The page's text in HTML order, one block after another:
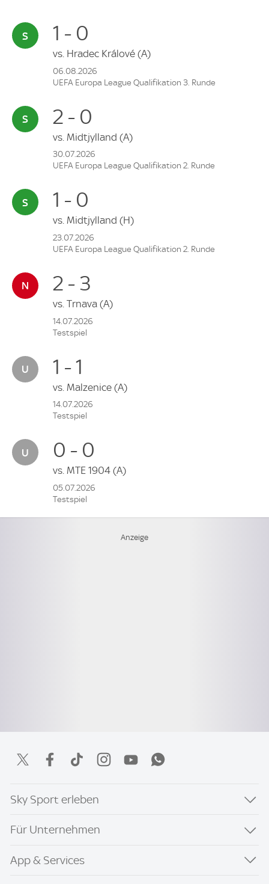
1 - 0
vs. Hradec Králové (A)
06.08.2026
UEFA Europa League Qualifikation 3. Runde
2 - 0
vs. Midtjylland (A)
30.07.2026
UEFA Europa League Qualifikation 2. Runde
1 - 0
vs. Midtjylland (H)
23.07.2026
UEFA Europa League Qualifikation 2. Runde
2 - 3
vs. Trnava (A)
14.07.2026
Testspiel
1 - 1
vs. Malzenice (A)
14.07.2026
Testspiel
0 - 0
vs. MTE 1904 (A)
05.07.2026
Testspiel
Sky Sport erleben
Für Unternehmen
App & Services